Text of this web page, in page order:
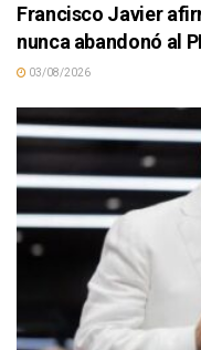
Francisco Javier
nunca abandonó al
03/08/2026